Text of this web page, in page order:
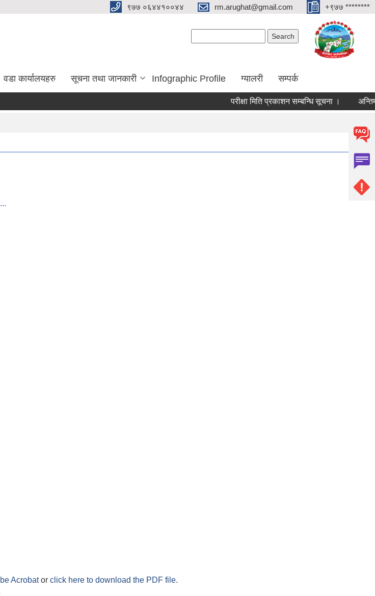
९७७ ०६४४१००४४ rm.arughat@gmail.com +९७७ ********
वडा कार्यालयहरु सूचना तथा जानकारी Infographic Profile ग्यालरी सम्पर्क
परीक्षा मिति प्रकाशन सम्बन्धि सूचना । अन्तिम
Acrobator click here to download the PDF file.